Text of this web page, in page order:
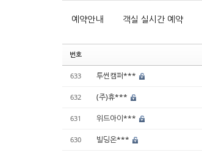
예약안내 객실 실시간 예약
번호
633 투썬캠퍼***
632 (주)휴***
631 위드아이***
630 빌딩온***